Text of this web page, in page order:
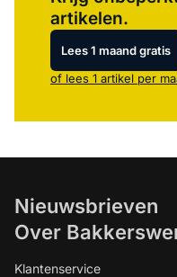
artikelen.
Lees 1 maand gratis
of lees 1 artikel per
Nieuwsbrieven
Over
Klantenservice